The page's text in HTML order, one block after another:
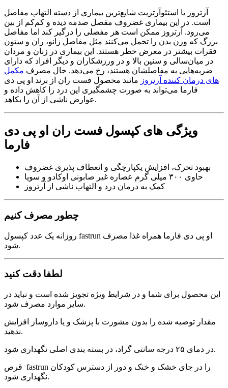
آرتروز یا استئوآرتریت شایع‌ترین بیماری از دسته التهاب مفاصل
است. در این بیماری غضروف مفصل صدمه دیده و کم‌کم از بین
می‌رود. آرتروز ممکن است هر مفصلی را درگیر کند اما مفاصل
بزرگ که وزن بدن را تحمل می‌کنند مثل مفاصل زانو، ران و ستون
فقرات بیشتر در معرض خطر هستند. این بیماری در زنان و مردان
در میان‌سالی و سنین بالا و در ورزشکاران و دیگر افراد که دارای
ضربه‌هایی به مفاصلشان هستند، رخ می‌دهد. حال مصرف مکمل
های درمان کننده آرتروز مانند محصول فست ران از برند او پی دی
فارما می‌تواند به صورت چشمگیری این درد را کاهش داده و
عوارض ناشی از آن را بکاهد.
ویژگی های کپسول فست ران او پی دی
فارما
بهبود تحرک، افزایش یکپارچگی و انعطاف پذیری غضروف
حاوی ۳۰۰ میلی گرم عصاره غیر صابونی اوکادو و سویا
کمک به درمان درد و التهاب ناشی از آرتروز
چطور مصرف کنیم
روزانه یک عدد کپسول fastrun او پی دی فارما همراه غذا مصرف
شود.
لطفا دقت کنید
این محصول برای شما و در شرایط ویژه تجویز شده است و نباید در
سایر موارد مصرف شود.
مقدار توصیه شده را بدون مشورت با پزشک و یا داروساز افزایش
ندهید.
در دمای ۲۵ درجه سانتی گراد، در بسته بندی اصلی نگهداری شود.
قرص fastrun را در جای خشک و خنک و دور از دسترس کودکان
نگهداری شود.